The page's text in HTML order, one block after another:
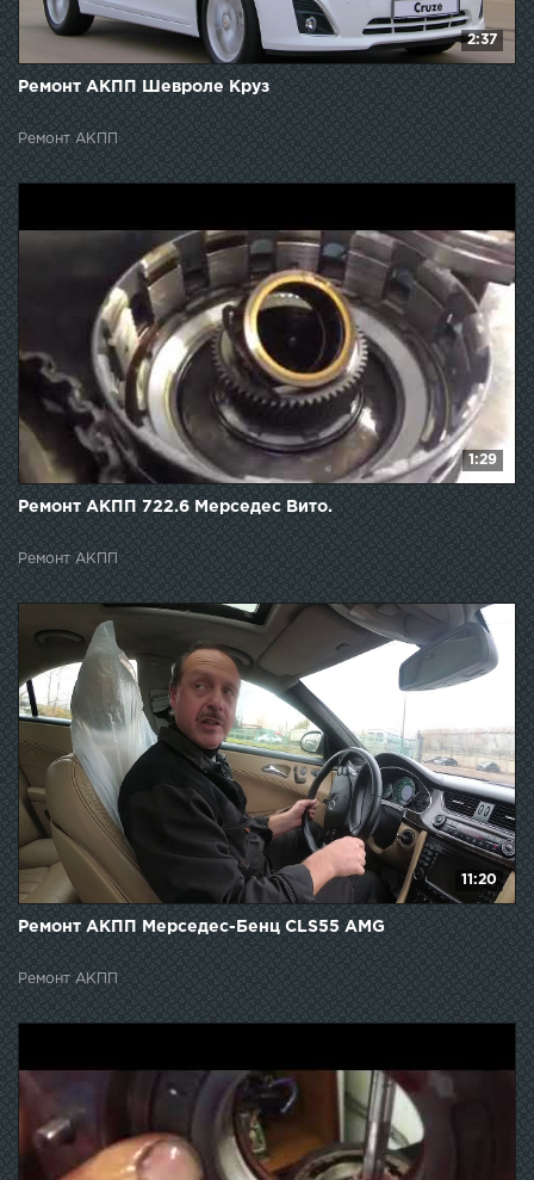
2:37
Ремонт АКПП Шевроле Круз
Ремонт АКПП
1:29
Ремонт АКПП 722.6 Мерседес Вито.
Ремонт АКПП
11:20
Ремонт АКПП Мерседес-Бенц CLS55 AMG
Ремонт АКПП